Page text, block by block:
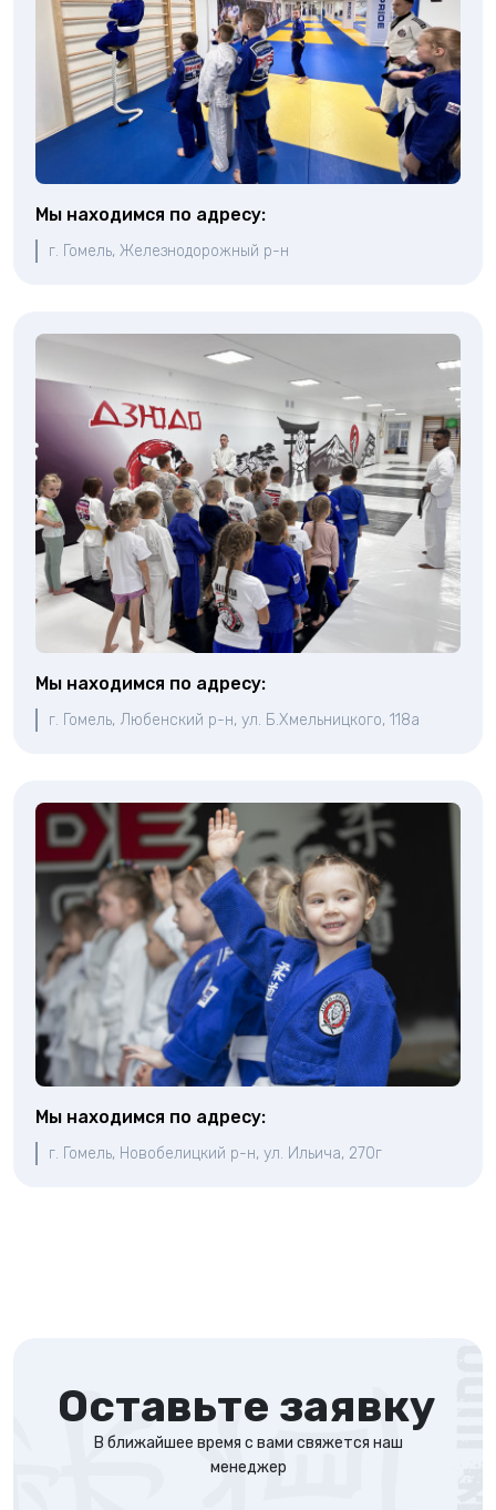
Мы находимся по адресу:
г. Гомель, Железнодорожный р-н
Мы находимся по адресу:
г. Гомель, Любенский р-н, ул. Б.Хмельницкого, 118а
Мы находимся по адресу:
г. Гомель, Новобелицкий р-н, ул. Ильича, 270г
Оставьте заявку
В ближайшее время с вами свяжется наш
менеджер